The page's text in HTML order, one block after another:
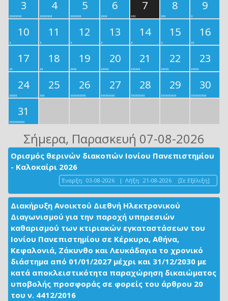
3
4 5 6 7 8
9
10
11 12 13 14 15
16
17
18 19 20 21 22
23
24
25 26 27 28 29
30
31
Σήμερα, Παρασκευή 07-08-2026
Ορισμός θερινών διακοπών Ιονίου Πανεπιστημίου
- Καλοκαίρι 2026
Έναρξη: 03-08-2026 | Λήξη: 21-08-2026 [Σε Εξέλιξη]
Διακήρυξη Ανοικτού Διεθνή Ηλεκτρονικού
Διαγωνισμού για την παροχή υπηρεσιών
καθαρισμού των κτιριακών εγκαταστάσεων του
Ιονίου Πανεπιστημίου σε Κέρκυρα, Αθήνα,
Κεφαλονιά, Ζάκυνθο και Λευκάδαγια το χρονικό
διάστημα από 01/01/2027 μέχρι και 31/12/2030 με
κατά αποκλειστικότητα παραχώρηση δικαιώματος
υποβολής προσφοράς σε φορείς του άρθρου 20
του ν. 4412/2016